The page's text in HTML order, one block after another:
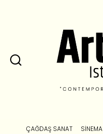
ÇAĞDAŞ SANAT SINEMA